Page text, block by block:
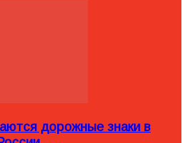
дорожные знаки в